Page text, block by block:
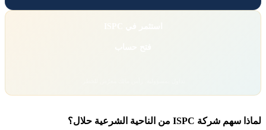
لماذا سهم شركة ISPC من الناحية الشرعية حلال؟